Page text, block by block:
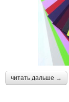
читать дальше →